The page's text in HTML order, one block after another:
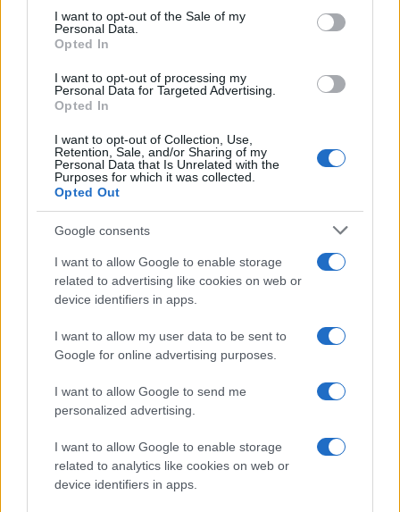
services and may gather and store information including but
not limited to your visit or usage behaviour. You may click to
grant or deny consent to Google and its third-party tags to
consent section.
I want to opt-out of the Sale of my
Personal Data.
Opted In
I want to opt-out of processing my
Personal Data for Targeted Advertising.
Opted In
I want to opt-out of Collection, Use,
Retention, Sale, and/or Sharing of my
Personal Data that Is Unrelated with the
Purposes for which it was collected.
Opted Out
Google consents
I want to allow Google to enable storage
related to advertising like cookies on web or
device identifiers in apps.
I want to allow my user data to be sent to
Google for online advertising purposes.
I want to allow Google to send me
personalized advertising.
I want to allow Google to enable storage
related to analytics like cookies on web or
device identifiers in apps.
InvestirMag
Investieren24
UK
News Hub UK
Lgbtq News
Investeren 24
NL Newz